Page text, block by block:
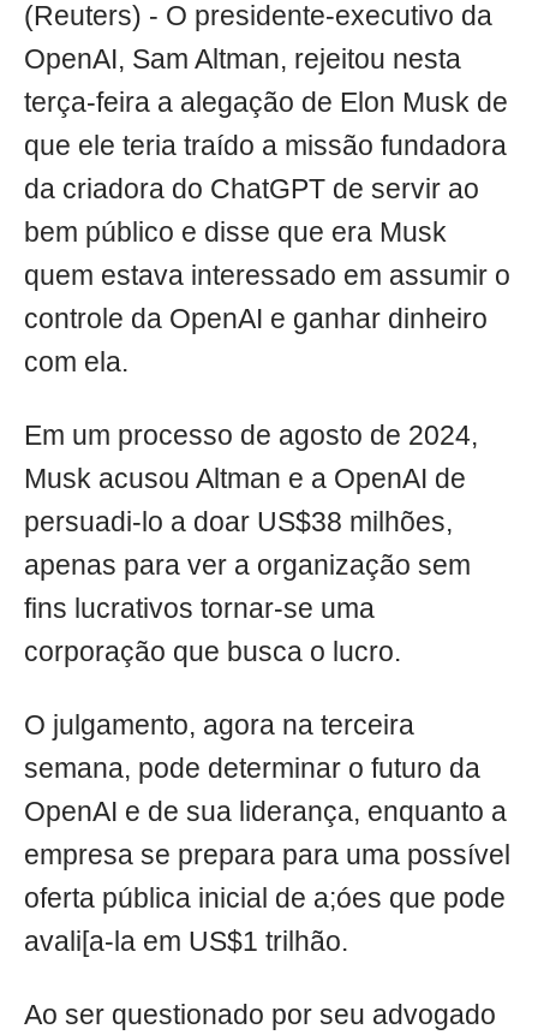
(Reuters) - O presidente-executivo da
OpenAI, Sam Altman, rejeitou nesta
terça-feira a alegação de Elon Musk de
que ele teria traído a missão fundadora
da criadora do ChatGPT de servir ao
bem público e disse que era Musk
quem estava interessado em assumir o
controle da OpenAI e ganhar dinheiro
com ela.
Em um processo de agosto de 2024,
Musk acusou Altman e a OpenAI de
persuadi-lo a doar US$38 milhões,
apenas para ver a organização sem
fins lucrativos tornar-se uma
corporação que busca o lucro.
O julgamento, agora na terceira
semana, pode determinar o futuro da
OpenAI e de sua liderança, enquanto a
empresa se prepara para uma possível
oferta pública inicial de a;óes que pode
avali[a-la em US$1 trilhão.
Ao ser questionado por seu advogado